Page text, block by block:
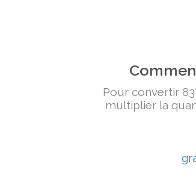
Pour convertir
multiplier la